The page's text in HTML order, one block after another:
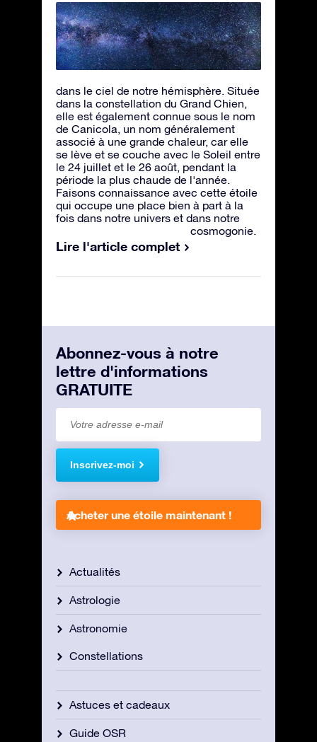
dans le ciel de notre hémisphère. Située
dans la constellation du Grand Chien,
elle est également connue sous le nom
de Canicola, un nom généralement
associé à une grande chaleur, car elle
se lève et se couche avec le Soleil entre
le 24 juillet et le 26 août, pendant la
période la plus chaude de l'année.
Faisons connaissance avec cette étoile
qui occupe une place bien à part à la
fois dans notre univers et dans notre
cosmogonie.
Lire l'article complet
Abonnez-vous à notre
lettre d'informations
GRATUITE
Inscrivez-moi
Acheter une étoile maintenant !
Actualités
Astrologie
Astronomie
Constellations
Astuces et cadeaux
Guide OSR